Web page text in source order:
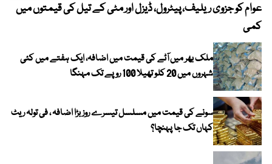
عوام کو جزوی ریلیف، پیٹرول، ڈیزل اور مٹی کے تیل کی قیمتوں میں
کمی
ملک بھر میں آٹے کی قیمت میں اضافہ، ایک ہفتے میں کئی
شہروں میں 20 کلو تھیلا 100 روپے تک مہنگا
سونے کی قیمت میں مسلسل تیسرے روز بڑا اضافہ ، فی تولہ ریٹ
کہاں تک جا پہنچا؟